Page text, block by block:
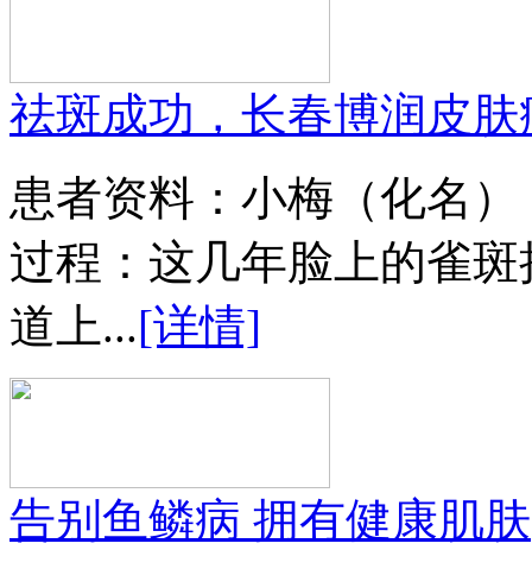
祛斑成功，长春博润皮
患者资料：小梅（化名
过程：这几年脸上的雀
道上...[详情]
告别鱼鳞病 拥有健康肌肤